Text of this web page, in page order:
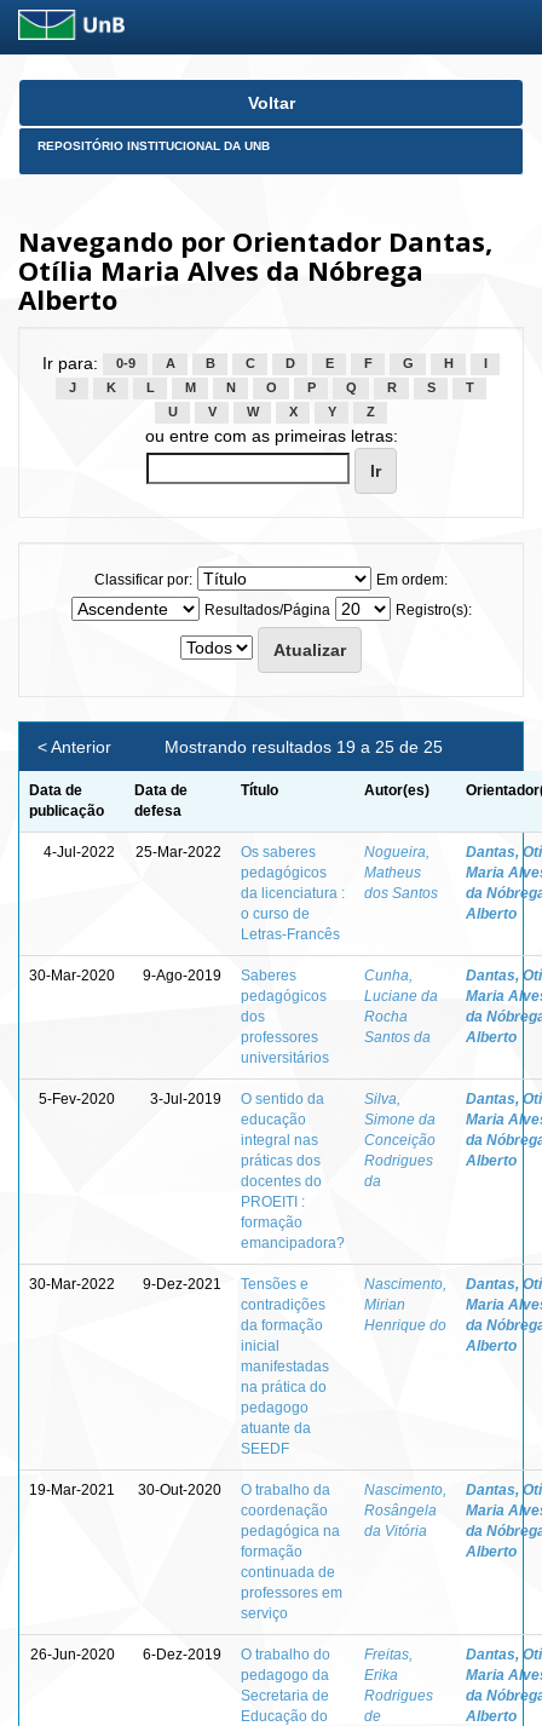
Skip
Voltar
REPOSITÓRIO INSTITUCIONAL DA UNB
Navegando por Orientador Dantas,
Otília Maria Alves da Nóbrega
Alberto
Ir para: 0-9 A B C D E F G H
J
K L M N O P Q R S
T
U
V W X Y Z
ou entre com as primeiras letras:
Classificar por:
Em ordem:
Resultados/Página
Registro(s):
Mostrando resultados 19 a 25 de 25
< Anterior
Data de
publicação
Data de
defesa
Título Autor(es)
4-Jul-2022 25-Mar-2022
Os saberes
pedagógicos
da licenciatura :
o curso de
Letras-Francês
Nogueira,
Matheus
dos Santos
Dantas,
Maria
da
Alberto
30-Mar-2020 9-Ago-2019
Saberes
pedagógicos
dos
professores
universitários
Cunha,
Luciane da
Rocha
Santos da
Dantas,
Maria
da
Alberto
5-Fev-2020 3-Jul-2019
O sentido da
educação
integral nas
práticas dos
docentes do
PROEITI :
formação
emancipadora?
Silva,
Simone da
Conceição
Rodrigues
da
Dantas,
Maria
da
Alberto
30-Mar-2022 9-Dez-2021
Tensões e
contradições
da formação
inicial
manifestadas
na prática do
pedagogo
atuante da
SEEDF
Nascimento,
Mirian
Henrique do
Dantas,
Maria
da
Alberto
19-Mar-2021 30-Out-2020
O trabalho da
coordenação
pedagógica na
formação
continuada de
professores em
serviço
Nascimento,
Rosângela
da Vitória
Dantas,
Maria
da
Alberto
26-Jun-2020 6-Dez-2019
O trabalho do
pedagogo da
Secretaria de
Educação do
Freitas,
Erika
Rodrigues
de
Dantas,
Maria
da
Alberto